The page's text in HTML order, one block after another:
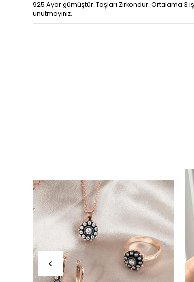
925 Ayar gümüştür. Taşları Zirkondur. Ortalama 3
unutmayınız.